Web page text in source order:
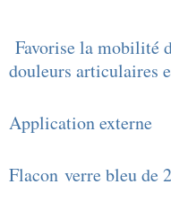
Favorise la mobilité
douleurs articulaires
Application externe
Flacon verre bleu de